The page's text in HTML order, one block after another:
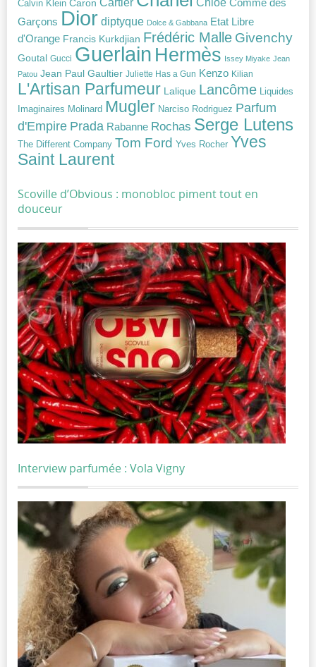
Calvin Klein Caron Cartier
Comme des
Garçons Dior diptyque Dolce & Gabbana Etat Libre
d'Orange Francis Kurkdjian Frédéric Malle Givenchy
Goutal Gucci Guerlain Hermès Issey Miyake Jean
Patou Jean Paul Gaultier Juliette Has a Gun Kenzo Kilian
L'Artisan Parfumeur Lalique Lancôme Liquides
Imaginaires Molinard Mugler Narciso Rodriguez Parfum
d'Empire Prada Rabanne Rochas Serge Lutens
The Different Company Tom Ford Yves Rocher Yves
Saint Laurent
Scoville d’Obvious : monobloc piment tout en
douceur
Interview parfumée : Vola Vigny